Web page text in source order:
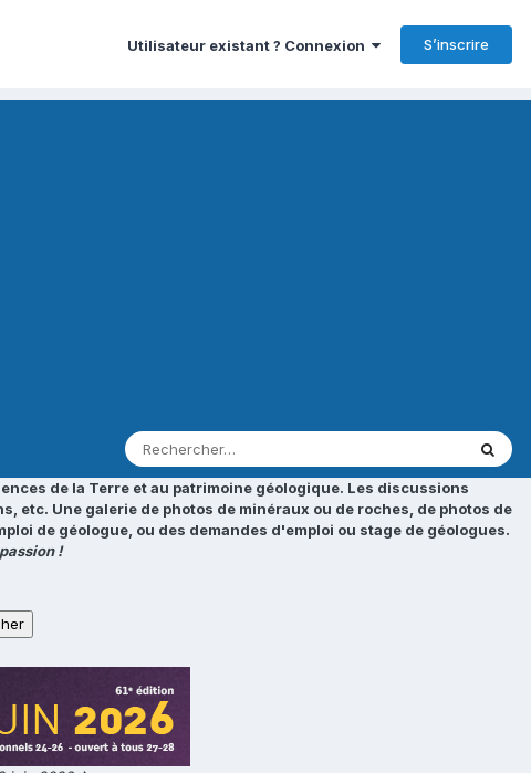
Utilisateur existant ? Connexion S’inscrire
de la Terre et au patrimoine géologique. Les discussions
Une galerie de photos de minéraux ou de roches, de photos de
de géologue, ou des demandes d'emploi ou stage de géologues.
!